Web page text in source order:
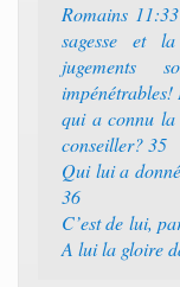
Romains
sagesse et
jugements
impénétrables!
qui a connu la
conseiller? 35
Qui lui a
36
C’est de lui,
A lui la gloire